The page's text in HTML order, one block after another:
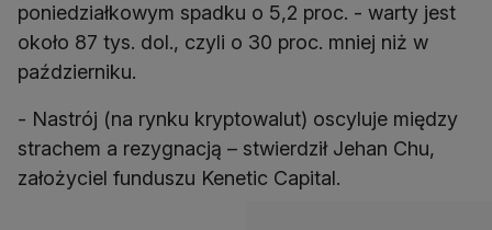
poniedziałkowym spadku o 5,2 proc. - warty jest
około 87 tys. dol., czyli o 30 proc. mniej niż w
październiku.
- Nastrój (na rynku kryptowalut) oscyluje między
strachem a rezygnacją – stwierdził Jehan Chu,
założyciel funduszu Kenetic Capital.